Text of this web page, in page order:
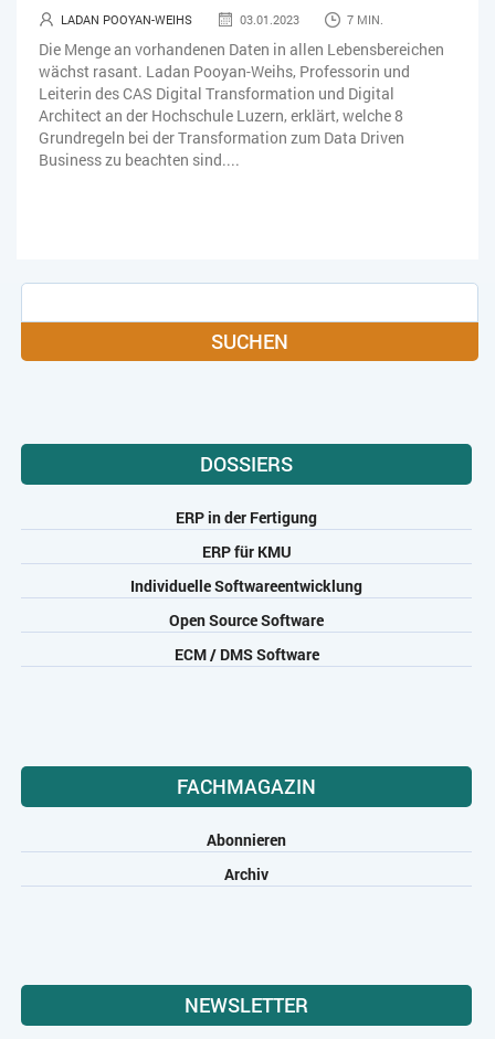
LADAN POOYAN-WEIHS 03.01.2023 7 MIN.
Die Menge an vorhandenen Daten in allen Lebensbereichen
wächst rasant. Ladan Pooyan-Weihs, Professorin und
Leiterin des CAS Digital Transformation und Digital
Architect an der Hochschule Luzern, erklärt, welche 8
Grundregeln bei der Transformation zum Data Driven
Business zu beachten sind....
SUCHEN
DOSSIERS
ERP in der Fertigung
ERP für KMU
Individuelle Softwareentwicklung
Open Source Software
ECM / DMS Software
FACHMAGAZIN
Abonnieren
Archiv
NEWSLETTER